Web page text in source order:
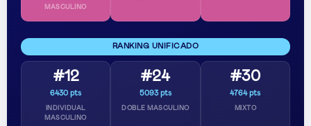
MASCULINO
RANKING UNIFICADO
#12
6430 pts
INDIVIDUAL
MASCULINO
#24
5093 pts
DOBLE MASCULINO
#30
4764 pts
MIXTO